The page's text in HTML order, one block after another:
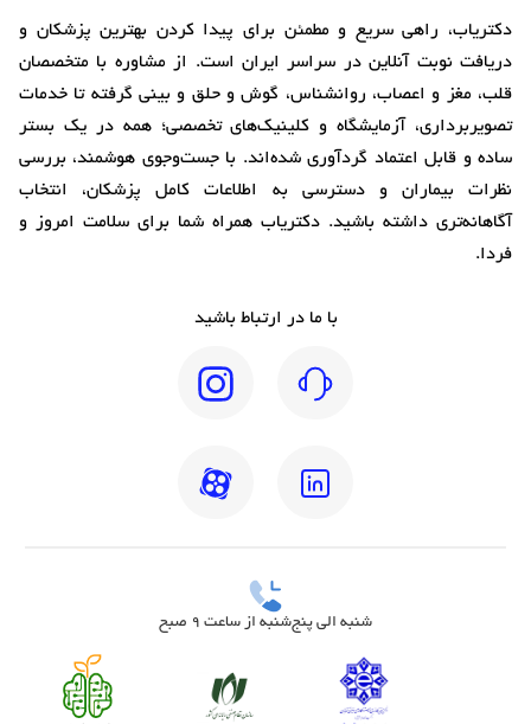
دکتریاب، راهی سریع و مطمئن برای پیدا کردن بهترین پزشکان و
دریافت نوبت آنلاین در سراسر ایران است. از مشاوره با متخصصان
قلب، مغز و اعصاب، روانشناس، گوش و حلق و بینی گرفته تا خدمات
تصویربرداری، آزمایشگاه و کلینیک‌های تخصصی؛ همه در یک بستر
ساده و قابل اعتماد گردآوری شده‌اند. با جست‌وجوی هوشمند، بررسی
نظرات بیماران و دسترسی به اطلاعات کامل پزشکان، انتخاب
آگاهانه‌تری داشته باشید. دکتریاب همراه شما برای سلامت امروز و
فردا.
با ما در ارتباط باشید
شنبه الی پنج‌شنبه از ساعت 9 صبح